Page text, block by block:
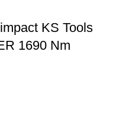
KS Tools
1690 Nm